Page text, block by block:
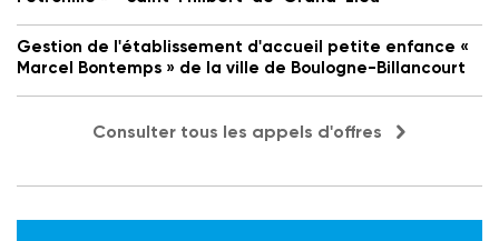
Gestion de l'établissement d'accueil petite enfance «
Marcel Bontemps » de la ville de Boulogne-Billancourt
Consulter tous les appels d'offres